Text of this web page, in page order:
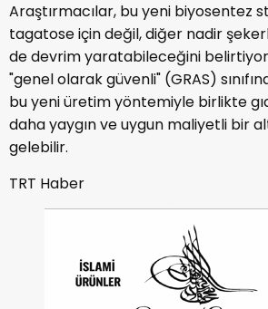
Araştırmacılar, bu yeni biyosentez
tagatose için değil, diğer nadir
de devrim yaratabileceğini
"genel olarak güvenli" (GRAS)
bu yeni üretim yöntemiyle birlikte
daha yaygın ve uygun maliyetli bir
gelebilir.
TRT Haber